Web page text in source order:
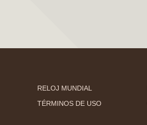
RELOJ MUNDIAL
TÉRMINOS DE USO